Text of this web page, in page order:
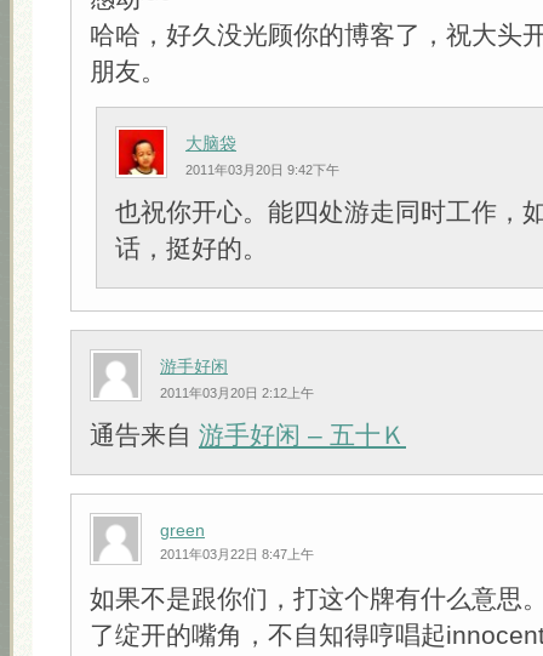
哈哈，好久没光顾你的博客了，祝大头
朋友。
大脑袋
2011年03月20日 9:42下午
也祝你开心。能四处游走同时工作，
话，挺好的。
游手好闲
2011年03月20日 2:12上午
通告来自 游手好闲 – 五十Ｋ
green
2011年03月22日 8:47上午
如果不是跟你们，打这个牌有什么意思
了绽开的嘴角，不自知得哼唱起